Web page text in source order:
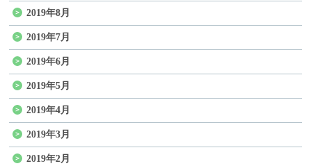
2019年8月
2019年7月
2019年6月
2019年5月
2019年4月
2019年3月
2019年2月